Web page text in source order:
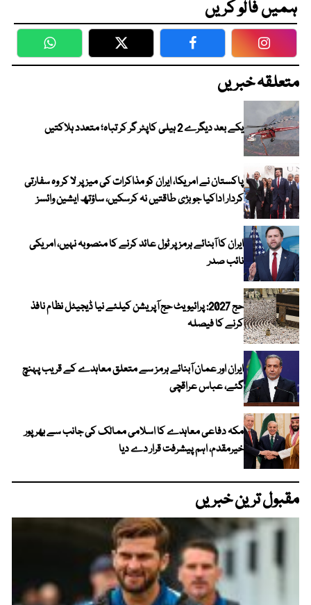
ہمیں فالو کریں
WhatsApp Twitter Facebook
متعلقہ خبریں
یکے بعد دیگرے 2 ہیلی کاپٹر گر کر تباہ؛ متعدد ہلاکتیں
پاکستان نے امریکا، ایران کو مذاکرات کی میز پر لا کر وہ سفارتی
کردار اداکیا جو بڑی طاقتیں نہ کرسکیں، ساؤتھ ایشین وائسز
ایران کا آبنائے ہرمز پر ٹول عائد کرنے کا منصوبہ نہیں، امریکی
نائب صدر
حج 2027: پرائیویٹ حج آپریشن کیلئے نیا ڈیجیٹل نظام نافذ
کرنے کا فیصلہ
ایران اور عمان آبنائے ہرمز سے متعلق معاہدے کے قریب پہنچ
گئے، عباس عراقچی
مکہ دفاعی معاہدے کا اسلامی ممالک کی جانب سے بھرپور
خیرمقدم، اہم پیشرفت قرار دے دیا
مقبول ترین خبریں